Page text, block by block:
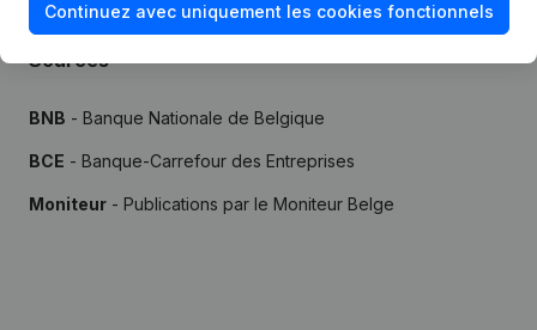
Sources
BNB - Banque Nationale de Belgique
BCE - Banque-Carrefour des Entreprises
Moniteur - Publications par le Moniteur Belge
Continuez avec uniquement les cookies fonctionnels